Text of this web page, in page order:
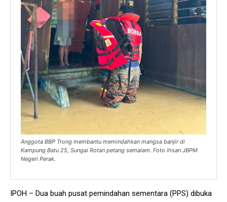
Anggota BBP Trong membantu memindahkan mangsa banjir di
Kampung Batu 25, Sungai Rotan petang semalam. Foto ihsan JBPM
Negeri Perak.
IPOH – Dua buah pusat pemindahan sementara (PPS) dibuka